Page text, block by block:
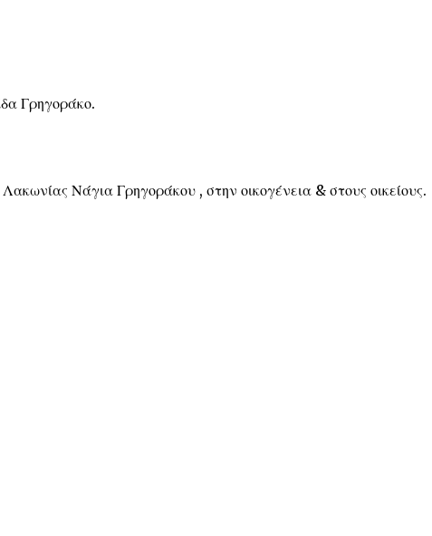
Γρηγοράκο.
Νάγια Γρηγοράκου , στην οικογένεια & στους οικείους.